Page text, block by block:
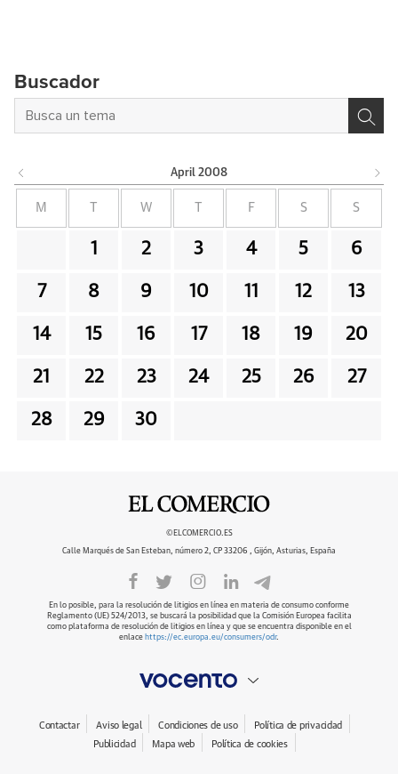
Buscador
April 2008
M W F S S
1 2 3 4 5 6
7 8 9 10 11 12 13
14 15 16 17 18 19 20
21 22 23 24 25 26 27
28 29 30
©ELCOMERCIO.ES
Calle Marqués de San Esteban, número 2, CP 33206 , Gijón, Asturias, España
En lo posible, para la resolución de litigios en línea en materia de consumo conforme
Reglamento (UE) 524/2013, se buscará la posibilidad que la Comisión Europea facilita
como plataforma de resolución de litigios en línea y que se encuentra disponible en el
enlace https://ec.europa.eu/consumers/odr.
Contactar Aviso legal Condiciones de uso
Política de privacidad
Publicidad
Mapa web Política de cookies